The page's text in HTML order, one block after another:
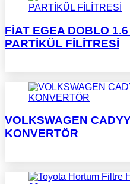
FİAT EGEA DOBLO
PARTİKÜL FİLİTRESİ
VOLKSWAGEN
KONVERTÖR